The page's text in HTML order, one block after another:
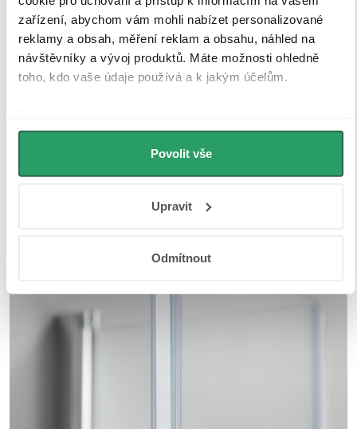
zařízení, abychom vám mohli nabízet personalizované
reklamy a obsah, měření reklam a obsahu, náhled na
návštěvníky a vývoj produktů. Máte možnosti ohledně
toho, kdo vaše údaje používá a k jakým účelům.
Shromažďovali informace o vaší geografické
poloze, které mohou být přesné na několik metrů
Identifikovali vaše zařízení pomocí aktivního
Zjistěte více o tom, jak zpracováváme vaše osobní údaje,
souhlas můžete kdykoliv změnit nebo odvolat v části
K personalizaci obsahu a reklam, poskytování funkcí
sociálních médií a analýze naší návštěvnosti využíváme
Povolit vše
Upravit
Odmítnout